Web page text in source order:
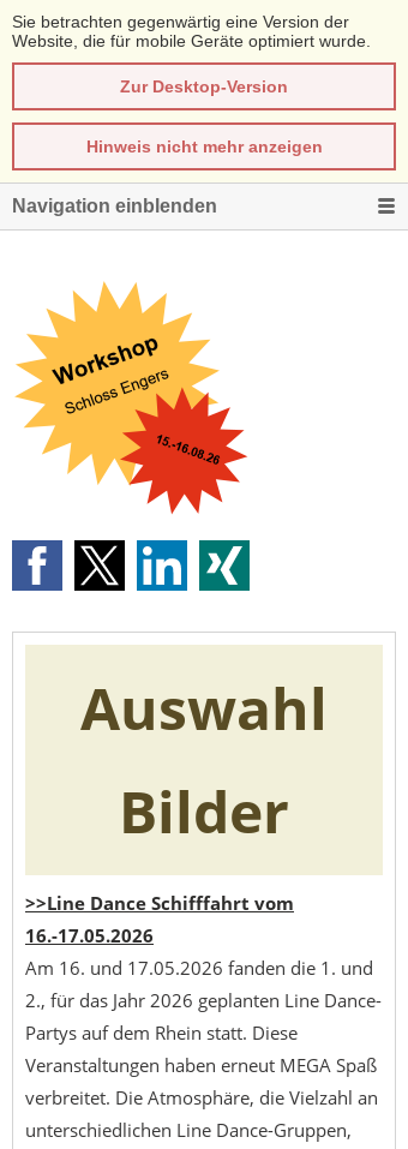
Sie betrachten gegenwärtig eine Version der
Website, die für mobile Geräte optimiert wurde.
Zur Desktop-Version
Hinweis nicht mehr anzeigen
Navigation einblenden
Auswahl
Bilder
>>Line Dance Schifffahrt vom
16.-17.05.2026
Am 16. und 17.05.2026 fanden die 1. und
2., für das Jahr 2026 geplanten Line Dance-
Partys auf dem Rhein statt. Diese
Veranstaltungen haben erneut MEGA Spaß
verbreitet. Die Atmosphäre, die Vielzahl an
unterschiedlichen Line Dance-Gruppen,